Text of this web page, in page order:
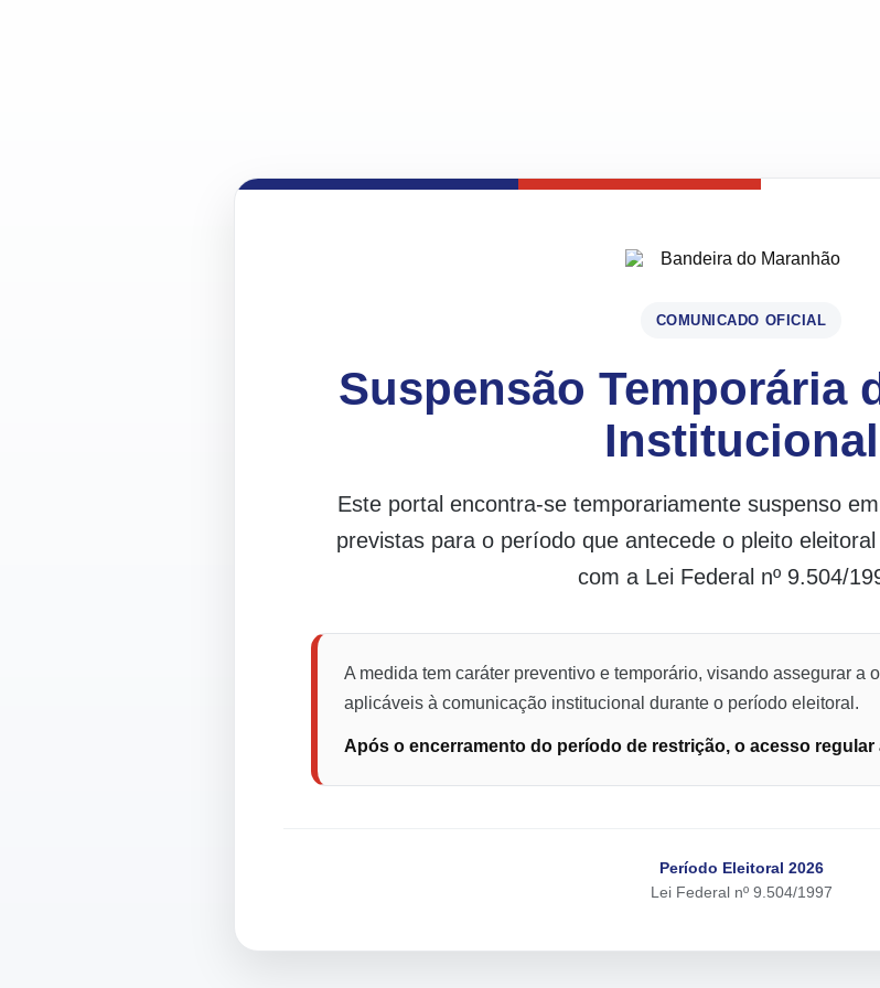
COMUNICADO OFICIAL
Suspensão Temporária
Institucional
Este portal encontra-se temporariamente suspenso
previstas para o período que antecede o pleito
com a Lei Federal nº 9.504/
A medida tem caráter preventivo e temporário, visando assegurar a
aplicáveis à comunicação institucional durante o período eleitoral.
Após o encerramento do período de restrição, o acesso
Período Eleitoral 2026
Lei Federal nº 9.504/1997